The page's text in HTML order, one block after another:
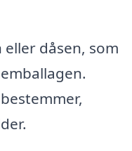
dåsen, som